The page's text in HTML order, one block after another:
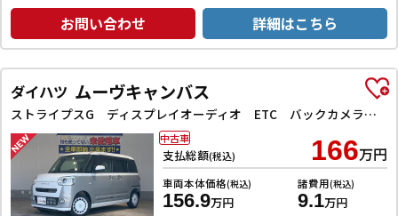
お問い合わせ 詳細はこちら
ダイハツ ムーヴキャンバス
ストライプスG ディスプレイオーディオ ETC バックカメラ 両側電動スライドドア TV クリアランスソナー 衝突被害軽減システム オートライト アイドリングストップ 電動格納ミラー シートヒーター
支払総額(税込) 166万円
車両本体価格(税込)
156.9万円
諸費用(税込)
9.1万円
中古車